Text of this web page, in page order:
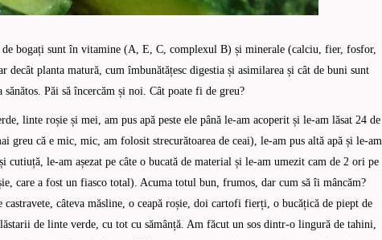
bogați sunt în vitamine (A, E, C, complexul B) și minerale (calciu, fier, fosfor,
planta matură, cum îmbunătățesc digestia și asimilarea și cât de buni sunt
Păi să încercăm și noi. Cât poate fi de greu?
linte roșie și mei, am pus apă peste ele până le-am acoperit și le-am lăsat 24 de
greu că e mic, mic, am folosit strecurătoarea de ceai), le-am pus altă apă și le-am
cutiuță, le-am așezat pe câte o bucată de material și le-am umezit cam de 2 ori pe
care a fost un fiasco total). Acuma totul bun, frumos, dar cum să îi mâncăm?
câteva măsline, o ceapă roșie, doi cartofi fierți, o bucățică de piept de
de linte verde, cu tot cu sămânță. Am făcut un sos dintr-o lingură de tahini,